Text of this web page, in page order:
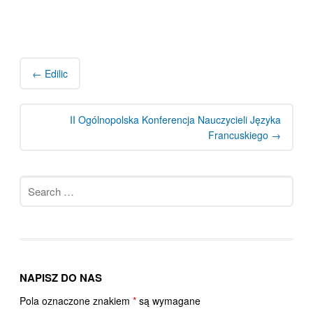
← Edilic
II Ogólnopolska Konferencja Nauczycieli Języka
Francuskiego →
for:
NAPISZ DO NAS
Pola oznaczone znakiem *są wymagane